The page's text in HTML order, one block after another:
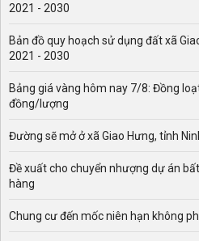
2021 - 2030
Bản đồ quy hoạch sử dụng đất xã
2021 - 2030
Bảng giá vàng hôm nay 7/8: Đồng
đồng/lượng
Đường sẽ mở ở xã Giao Hưng, tỉnh
Đề xuất cho chuyển nhượng dự án
hàng
Chung cư đến mốc niên hạn không